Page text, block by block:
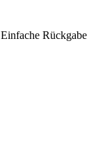
Einfache Rückgabe